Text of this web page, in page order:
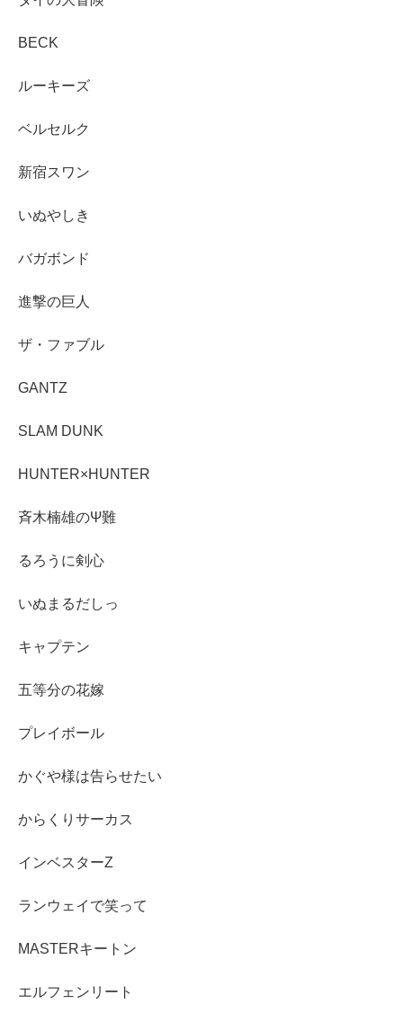
BECK
ルーキーズ
ベルセルク
新宿スワン
いぬやしき
バガボンド
進撃の巨人
ザ・ファブル
GANTZ
SLAM DUNK
HUNTER×HUNTER
斉木楠雄のΨ難
るろうに剣心
いぬまるだしっ
キャプテン
五等分の花嫁
プレイボール
かぐや様は告らせたい
からくりサーカス
インベスターZ
ランウェイで笑って
MASTERキートン
エルフェンリート